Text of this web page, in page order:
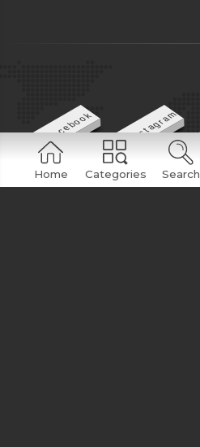
Home Categories Search
Facebook Instagram